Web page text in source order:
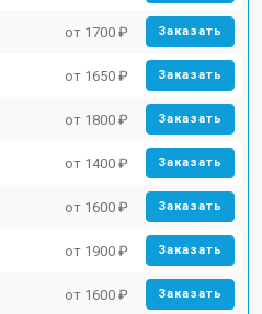
от 1700 ₽ Заказать
от 1650 ₽ Заказать
от 1800 ₽ Заказать
от 1400 ₽ Заказать
от 1600 ₽ Заказать
от 1900 ₽ Заказать
от 1600 ₽ Заказать